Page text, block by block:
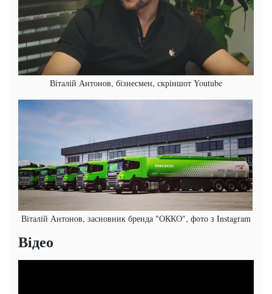
Віталій Антонов, бізнесмен, скріншот Youtube
Віталій Антонов, засновник бренда "ОККО", фото з Instagram
Відео